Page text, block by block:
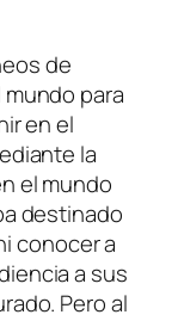
de
para
en el
la
el mundo
destinado
conocer a
a sus
Pero al